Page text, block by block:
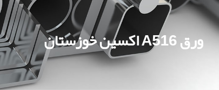
ورق A516 اکسین خوزستان